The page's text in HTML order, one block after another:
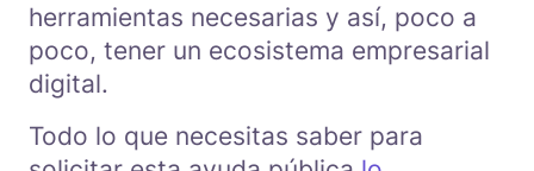
herramientas necesarias y así, poco a
poco, tener un ecosistema empresarial
digital.
Todo lo que necesitas saber para